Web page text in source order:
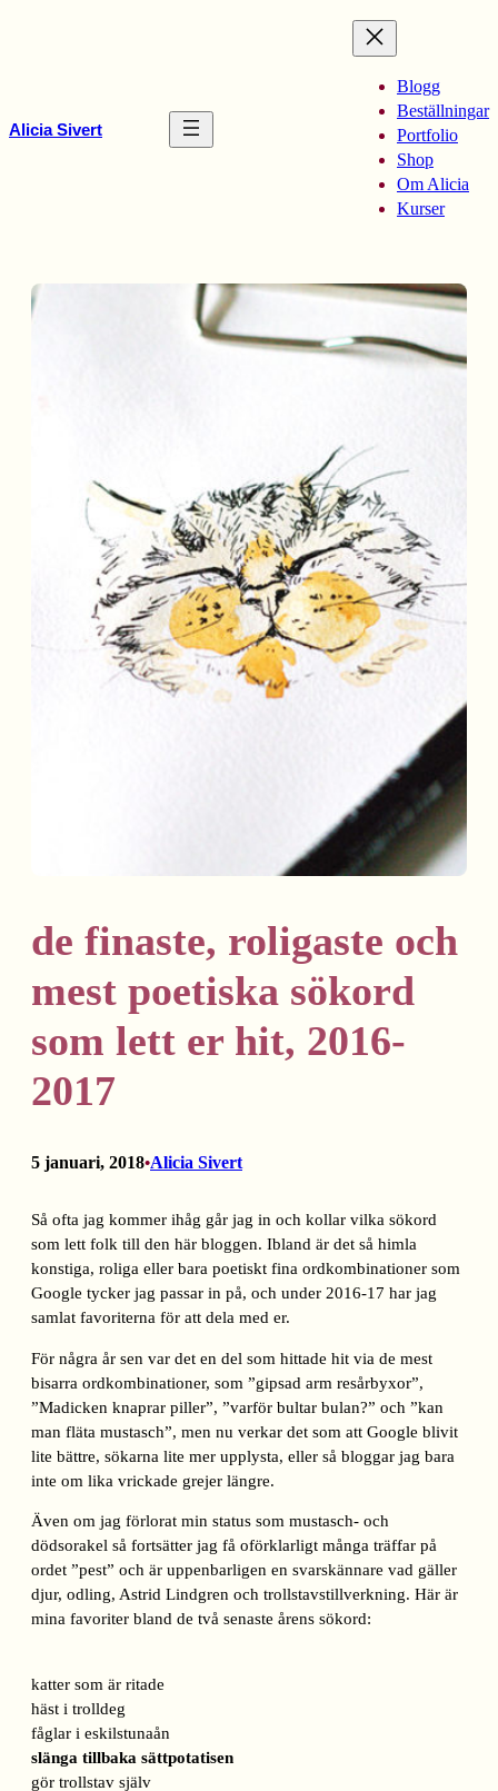
Alicia Sivert
Blogg
Beställningar
Portfolio
Shop
Om Alicia
Kurser
de finaste, roligaste och
mest poetiska sökord
som lett er hit, 2016-
2017
5 januari, 2018•Alicia Sivert
Så ofta jag kommer ihåg går jag in och kollar vilka sökord
som lett folk till den här bloggen. Ibland är det så himla
konstiga, roliga eller bara poetiskt fina ordkombinationer som
Google tycker jag passar in på, och under 2016-17 har jag
samlat favoriterna för att dela med er.
För några år sen var det en del som hittade hit via de mest
bisarra ordkombinationer, som ”gipsad arm resårbyxor”,
”Madicken knaprar piller”, ”varför bultar bulan?” och ”kan
man fläta mustasch”, men nu verkar det som att Google blivit
lite bättre, sökarna lite mer upplysta, eller så bloggar jag bara
inte om lika vrickade grejer längre.
Även om jag förlorat min status som mustasch- och
dödsorakel så fortsätter jag få oförklarligt många träffar på
ordet ”pest” och är uppenbarligen en svarskännare vad gäller
djur, odling, Astrid Lindgren och trollstavstillverkning. Här är
mina favoriter bland de två senaste årens sökord:
katter som är ritade
häst i trolldeg
fåglar i eskilstunaån
slänga tillbaka sättpotatisen
gör trollstav själv